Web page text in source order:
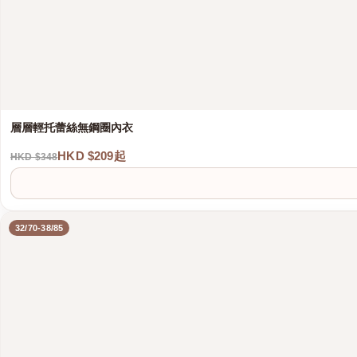
層層輕托蕾絲無鋼圈內衣
HKD $348HKD $209起
32/70-38/85